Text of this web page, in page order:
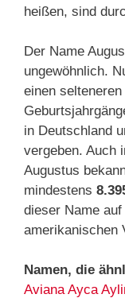
heißen, sind
Der Name
ungewöhnlich.
einen
in Deutschland
vergeben. Auch
Augustus
mindestens
dieser Name
amerikanischen
Namen, die
Aviana Ayca